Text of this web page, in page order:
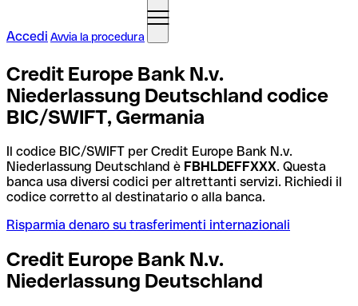
Accedi Avvia la procedura
Credit Europe Bank N.v.
Niederlassung Deutschland codice
BIC/SWIFT, Germania
Il codice BIC/SWIFT per Credit Europe Bank N.v.
Niederlassung Deutschland è FBHLDEFFXXX. Questa
banca usa diversi codici per altrettanti servizi. Richiedi il
codice corretto al destinatario o alla banca.
Risparmia denaro su trasferimenti internazionali
Credit Europe Bank N.v.
Niederlassung Deutschland